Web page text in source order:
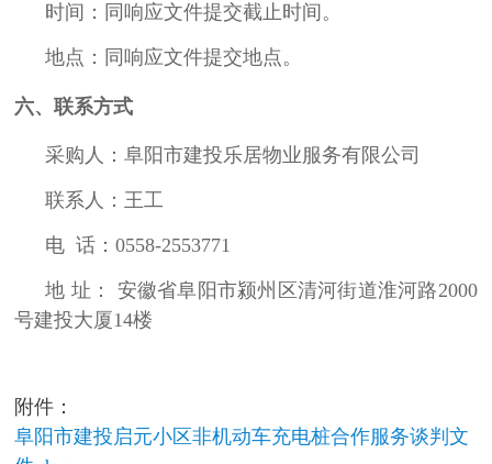
时间：同响应文件提交截止时间。
地点：同响应文件提交地点。
六、联系方式
采购人：阜阳市建投乐居物业服务有限公司
联系人：王工
电 话：0558-2553771
地 址： 安徽省阜阳市颍州区清河街道淮河路2000
号建投大厦14楼
附件：
阜阳市建投启元小区非机动车充电桩合作服务谈判文